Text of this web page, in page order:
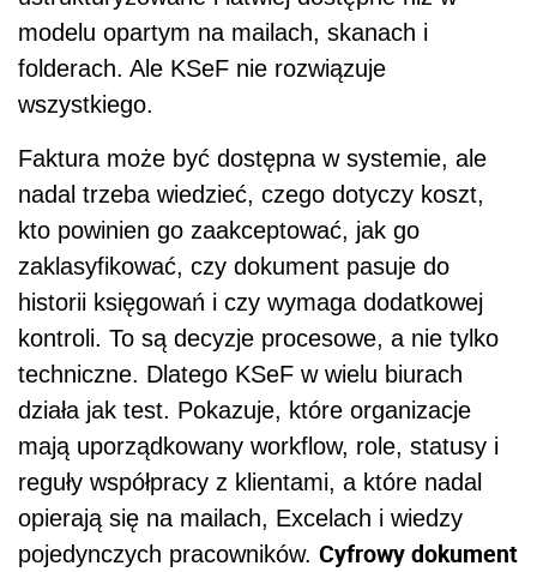
modelu opartym na mailach, skanach i
folderach. Ale KSeF nie rozwiązuje
wszystkiego.
Faktura może być dostępna w systemie, ale
nadal trzeba wiedzieć, czego dotyczy koszt,
kto powinien go zaakceptować, jak go
zaklasyfikować, czy dokument pasuje do
historii księgowań i czy wymaga dodatkowej
kontroli. To są decyzje procesowe, a nie tylko
techniczne. Dlatego KSeF w wielu biurach
działa jak test. Pokazuje, które organizacje
mają uporządkowany workflow, role, statusy i
reguły współpracy z klientami, a które nadal
opierają się na mailach, Excelach i wiedzy
pojedynczych pracowników. Cyfrowy dokument